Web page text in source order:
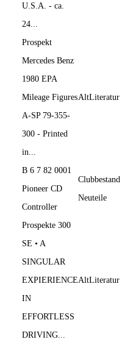
U.S.A. - ca.
24...
Prospekt
Mercedes Benz
1980 EPA
Mileage Figures
A-SP 79-355-
300 - Printed
in...
AltLiteratur
B 6 7 82 0001
Pioneer CD
Controller
Clubbestand
Neuteile
Prospekte 300
SE • A
SINGULAR
EXPIERIENCE
IN
EFFORTLESS
DRIVING...
AltLiteratur